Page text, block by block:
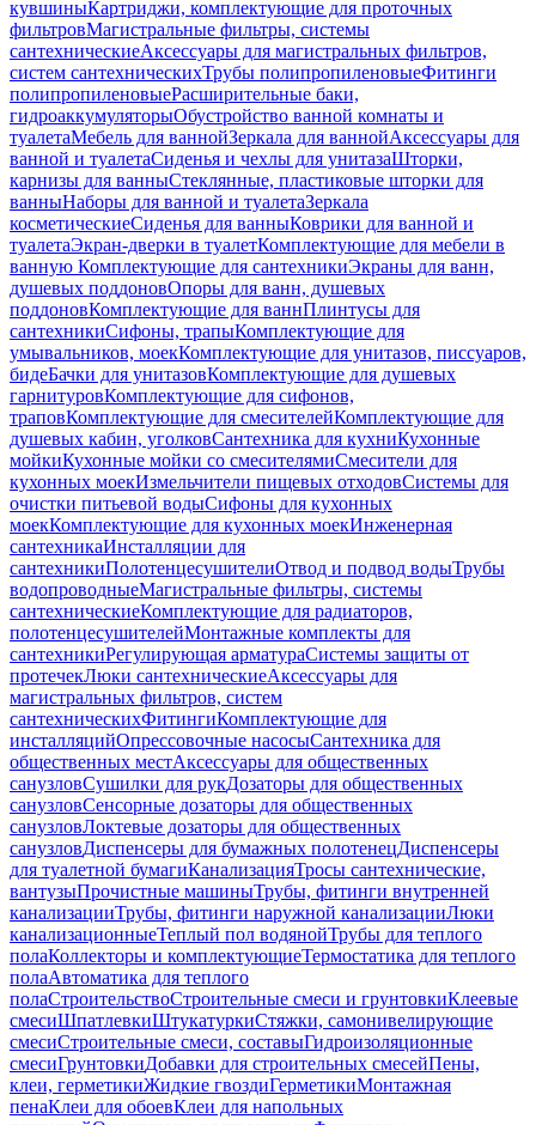
кувшиныКартриджи, комплектующие для проточных
фильтровМагистральные фильтры, системы
сантехническиеАксессуары для магистральных фильтров,
систем сантехническихТрубы полипропиленовыеФитинги
полипропиленовыеРасширительные баки,
гидроаккумуляторыОбустройство ванной комнаты и
туалетаМебель для ваннойЗеркала для ваннойАксессуары для
ванной и туалетаСиденья и чехлы для унитазаШторки,
карнизы для ванныСтеклянные, пластиковые шторки для
ванныНаборы для ванной и туалетаЗеркала
косметическиеСиденья для ванныКоврики для ванной и
туалетаЭкран-дверки в туалетКомплектующие для мебели в
ванную Комплектующие для сантехникиЭкраны для ванн,
душевых поддоновОпоры для ванн, душевых
поддоновКомплектующие для ваннПлинтусы для
сантехникиСифоны, трапыКомплектующие для
умывальников, моекКомплектующие для унитазов, писсуаров,
бидеБачки для унитазовКомплектующие для душевых
гарнитуровКомплектующие для сифонов,
траповКомплектующие для смесителейКомплектующие для
душевых кабин, уголковСантехника для кухниКухонные
мойкиКухонные мойки со смесителямиСмесители для
кухонных моекИзмельчители пищевых отходовСистемы для
очистки питьевой водыСифоны для кухонных
моекКомплектующие для кухонных моекИнженерная
сантехникаИнсталляции для
сантехникиПолотенцесушителиОтвод и подвод водыТрубы
водопроводныеМагистральные фильтры, системы
сантехническиеКомплектующие для радиаторов,
полотенцесушителейМонтажные комплекты для
сантехникиРегулирующая арматураСистемы защиты от
протечекЛюки сантехническиеАксессуары для
магистральных фильтров, систем
сантехническихФитингиКомплектующие для
инсталляцийОпрессовочные насосыСантехника для
общественных местАксессуары для общественных
санузловСушилки для рукДозаторы для общественных
санузловСенсорные дозаторы для общественных
санузловЛоктевые дозаторы для общественных
санузловДиспенсеры для бумажных полотенецДиспенсеры
для туалетной бумагиКанализацияТросы сантехнические,
вантузыПрочистные машиныТрубы, фитинги внутренней
канализацииТрубы, фитинги наружной канализацииЛюки
канализационныеТеплый пол водянойТрубы для теплого
полаКоллекторы и комплектующиеТермостатика для теплого
полаАвтоматика для теплого
полаСтроительствоСтроительные смеси и грунтовкиКлеевые
смесиШпатлевкиШтукатуркиСтяжки, самонивелирующие
смесиСтроительные смеси, составыГидроизоляционные
смесиГрунтовкиДобавки для строительных смесейПены,
клеи, герметикиЖидкие гвоздиГерметикиМонтажная
пенаКлеи для обоевКлеи для напольных